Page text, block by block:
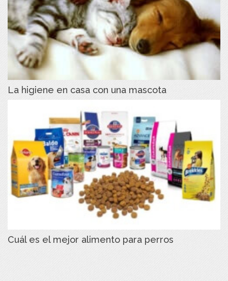
La higiene en casa con una mascota
Cuál es el mejor alimento para perros